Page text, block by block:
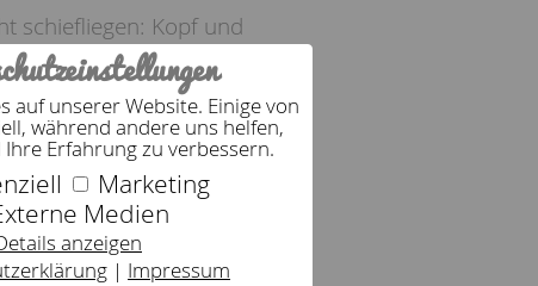
auf unserer Website. Einige von
während andere uns helfen,
Erfahrung zu verbessern.
Marketing
Medien
anzeigen
Impressum
schiefliegen: Kopf und
– dank der ergonomischen
Wellenschicht aus
mit breiten Schultern und
Cervical NB 5 verhindert
kann die Luft frei
und abgeleitet.